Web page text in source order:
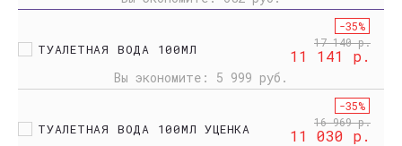
ТУАЛЕТНАЯ ВОДА 100МЛ
Вы экономите: 5 999 руб.
-35%
11 141 р.
17 140 р.
ТУАЛЕТНАЯ ВОДА 100МЛ УЦЕНКА
-35%
11 030 р.
16 969 р.